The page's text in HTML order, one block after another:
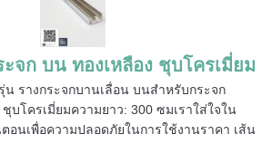
ะจก บน ทองเหลือง ชุบโครเมี่ยม
น รางกระจกบานเลื่อน บนสำหรับกระจก
บโครเมี่ยมความยาว: 300 ซมเราใส่ใจใน
นเพื่อความปลอดภัยในการใช้งานราคา เส้น